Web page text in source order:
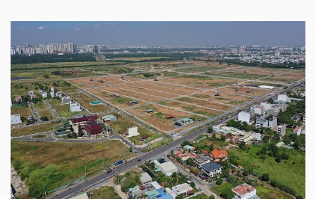
TÀI
CHÍNH
HÀNG
HÓA
KINH